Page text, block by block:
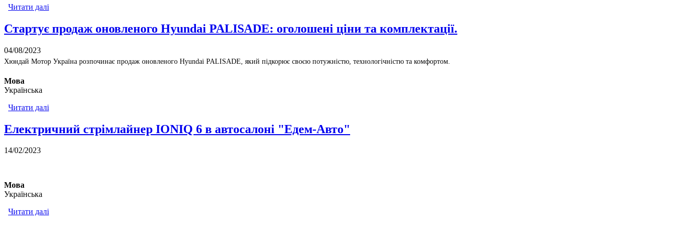
Читати далі
Стартує продаж оновленого Hyundai PALISADE: оголошені ціни та комплектації.
04/08/2023
Хюндай Мотор Україна розпочинає продаж оновленого Hyundai PALISADE, який підкорює своєю потужністю, технологічністю та комфортом.
Мова
Українська
Читати далі
Електричний стрімлайнер IONIQ 6 в автосалоні "Едем-Авто"
14/02/2023
Мова
Українська
Читати далі